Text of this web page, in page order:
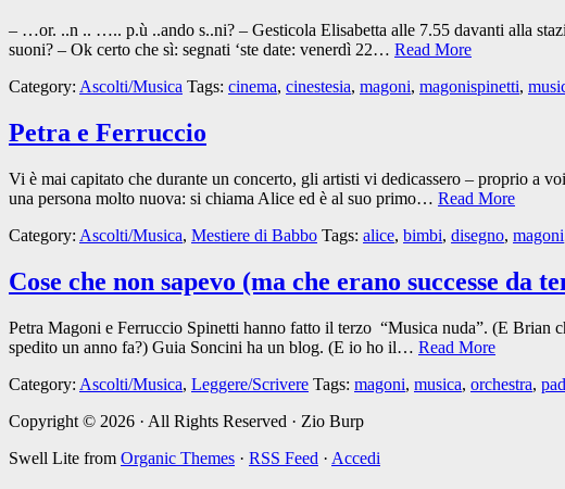
– …or. ..n .. ….. p.ù ..ando s..ni? – Gesticola Elisabetta alle 7.55 davanti alla
suoni? – Ok certo che sì: segnati ‘ste date: venerdì 22… Read More
Category: Ascolti/Musica Tags: cinema, cinestesia, magoni, magonispinetti,
Petra e Ferruccio
Vi è mai capitato che durante un concerto, gli artisti vi dedicassero – proprio a
una persona molto nuova: si chiama Alice ed è al suo primo… Read More
Category: Ascolti/Musica, Mestiere di Babbo Tags: alice, bimbi, disegno, magoni
Cose che non sapevo (ma che erano successe da
Petra Magoni e Ferruccio Spinetti hanno fatto il terzo “Musica nuda”. (E Brian
spedito un anno fa?) Guia Soncini ha un blog. (E io ho il… Read More
Category: Ascolti/Musica, Leggere/Scrivere Tags: magoni, musica, orchestra,
Copyright © 2026 · All Rights Reserved · Zio Burp
Swell Lite from Organic Themes · RSS Feed · Accedi